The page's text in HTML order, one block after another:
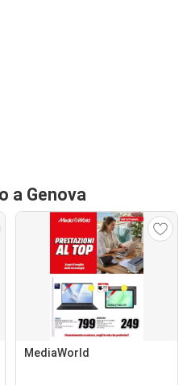
a Genova
MediaWorld